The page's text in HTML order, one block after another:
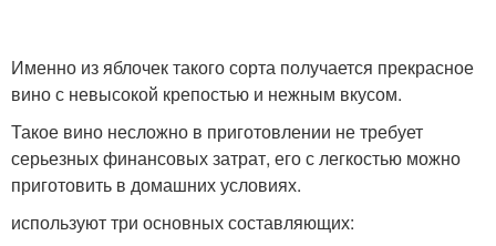
Именно из яблочек такого сорта получается прекрасное
вино с невысокой крепостью и нежным вкусом.
Такое вино несложно в приготовлении не требует
серьезных финансовых затрат, его с легкостью можно
приготовить в домашних условиях.
используют три основных составляющих: